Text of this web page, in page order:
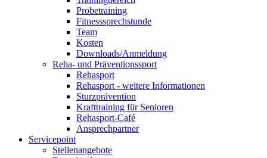
Probetraining
Fitnesssprechstunde
Team
Kosten
Downloads/Anmeldung
Reha- und Präventionssport
Rehasport
Rehasport - weitere Informationen
Sturzprävention
Krafttraining für Senioren
Rehasport-Café
Ansprechpartner
Servicepoint
Stellenangebote